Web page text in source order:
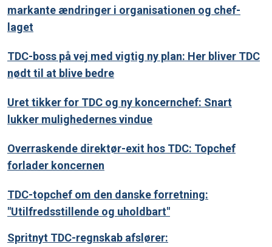
markante ændringer i organisationen og chef-
laget
TDC-boss på vej med vigtig ny plan: Her bliver TDC
nødt til at blive bedre
Uret tikker for TDC og ny koncernchef: Snart
lukker mulighedernes vindue
Overraskende direktør-exit hos TDC: Topchef
forlader koncernen
TDC-topchef om den danske forretning:
"Utilfredsstillende og uholdbart"
Spritnyt TDC-regnskab afslører: